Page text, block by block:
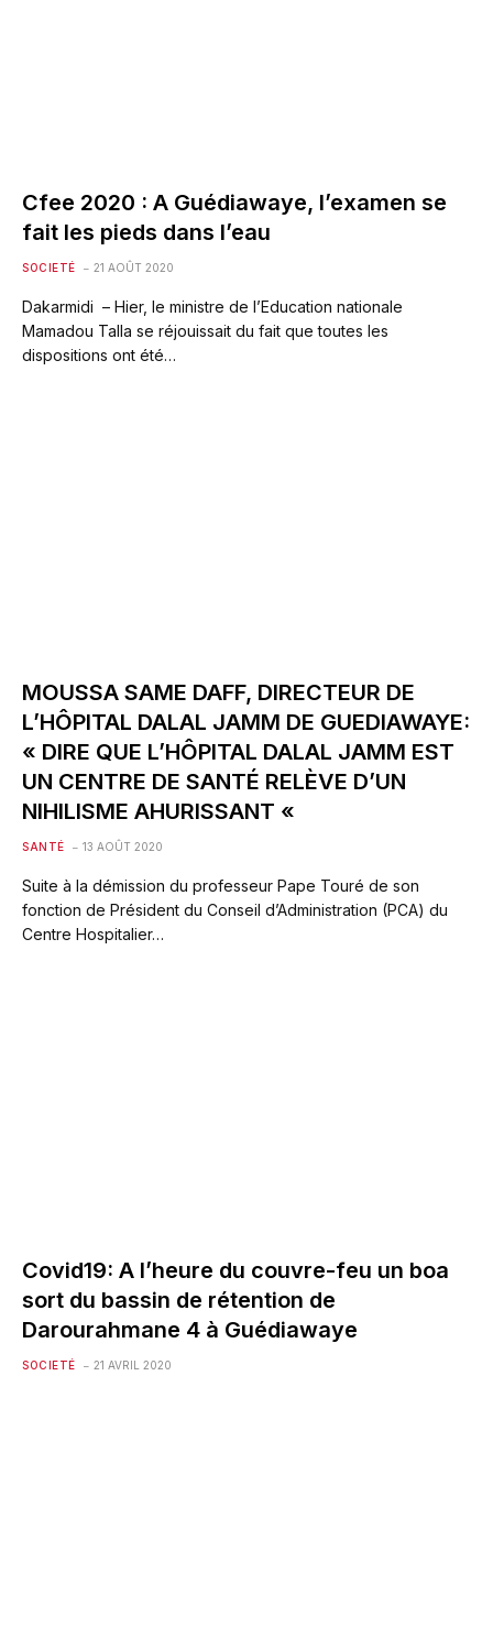
Cfee 2020 : A Guédiawaye, l’examen se
fait les pieds dans l’eau
SOCIETÉ 21 AOÛT 2020
Dakarmidi – Hier, le ministre de l’Education nationale
Mamadou Talla se réjouissait du fait que toutes les
dispositions ont été…
MOUSSA SAME DAFF, DIRECTEUR DE
L’HÔPITAL DALAL JAMM DE GUEDIAWAYE:
« DIRE QUE L’HÔPITAL DALAL JAMM EST
UN CENTRE DE SANTÉ RELÈVE D’UN
NIHILISME AHURISSANT «
SANTÉ 13 AOÛT 2020
Suite à la démission du professeur Pape Touré de son
fonction de Président du Conseil d’Administration (PCA) du
Centre Hospitalier…
Covid19: A l’heure du couvre-feu un boa
sort du bassin de rétention de
Darourahmane 4 à Guédiawaye
SOCIETÉ 21 AVRIL 2020